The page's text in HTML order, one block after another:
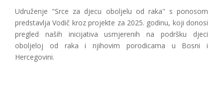
Udruženje "Srce za djecu oboljelu od raka" s ponosom
predstavlja Vodič kroz projekte za 2025. godinu, koji donosi
pregled naših inicijativa usmjerenih na podršku djeci
oboljeloj od raka i njihovim porodicama u Bosni i
Hercegovini.